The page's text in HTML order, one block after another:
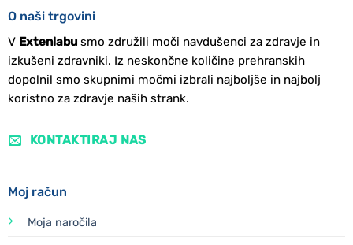
O naši trgovini
V Extenlabusmo združili moči navdušenci za zdravje in
izkušeni zdravniki. Iz neskončne količine prehranskih
dopolnil smo skupnimi močmi izbrali najboljše in najbolj
koristno za zdravje naših strank.
KONTAKTIRAJ NAS
Moj račun
Moja naročila